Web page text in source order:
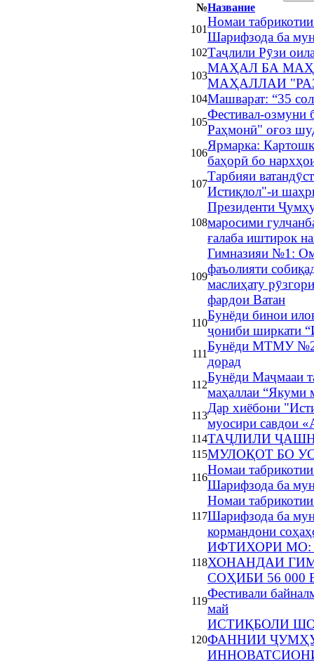
№Название
101
Номаи
Шарифзода ба
102Таҷлили Рӯзи
103
МАҲАЛ БА
МАҲАЛЛАИ
104Машварат: “35
105
Фестивал-
Раҳмонӣ" оғоз
106
Ярмарка:
баҳорӣ бо
107
Тарбияи
Истиқлол"-и
108
Президенти
маросими
ғалаба иштирок
109
Гимназияи №1:
фаъолияти
маслиҳату
фардои Ватан
110
Бунёди бинои
ҷониби ширкати
111
Бунёди МТМУ
дорад
112
Бунёди Маҷмааи
маҳаллаи “Якуми
113
Дар хиёбони
муосири савдои
114ТАҶЛИЛИ
115МУЛОҚОТ БО
116
Номаи
Шарифзода ба
117
Номаи
Шарифзода ба
кормандони
118
ИФТИХОРИ
ХОНАНДАИ
СОҲИБИ 56 000
119
Фестивали
май
120
ИСТИҚБОЛИ
ФАННИИ